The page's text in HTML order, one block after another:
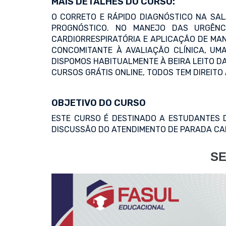
O CORRETO E RÁPIDO DIAGNÓSTICO NA
PROGNÓSTICO. NO MANEJO DAS
CARDIORRESPIRATÓRIA E APLICAÇÃO DE
CONCOMITANTE À AVALIAÇÃO CLÍNICA,
DISPOMOS HABITUALMENTE À BEIRA LEITO
CURSOS GRÁTIS ONLINE, TODOS TEM
OBJETIVO DO CURSO
ESTE CURSO É DESTINADO A
DISCUSSÃO DO ATENDIMENTO DE PARADA